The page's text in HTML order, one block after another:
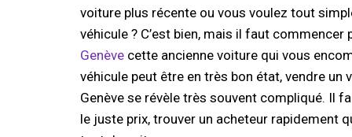
voiture plus récente ou vous voulez tout
véhicule ? C’est bien, mais il faut commencer
Genève cette ancienne voiture qui vous
véhicule peut être en très bon état, vendre un
Genève se révèle très souvent compliqué. Il
le juste prix, trouver un acheteur rapidement